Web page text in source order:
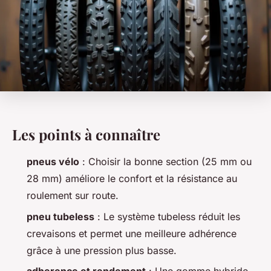
Les points à connaître
pneus vélo : Choisir la bonne section (25 mm ou
28 mm) améliore le confort et la résistance au
roulement sur route.
pneu tubeless : Le système tubeless réduit les
crevaisons et permet une meilleure adhérence
grâce à une pression plus basse.